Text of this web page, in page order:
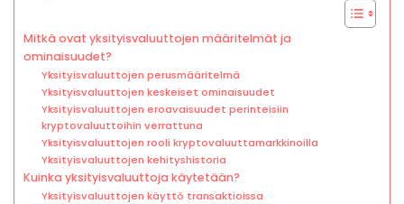
Mitkä ovat yksityisvaluuttojen määritelmät ja
ominaisuudet?
Yksityisvaluuttojen perusmääritelmä
Yksityisvaluuttojen keskeiset ominaisuudet
Yksityisvaluuttojen eroavaisuudet perinteisiin
kryptovaluuttoihin verrattuna
Yksityisvaluuttojen rooli kryptovaluuttamarkkinoilla
Yksityisvaluuttojen kehityshistoria
Kuinka yksityisvaluuttoja käytetään?
Yksityisvaluuttojen käyttö transaktioissa